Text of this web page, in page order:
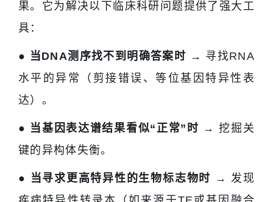
果。它为解决以下临床科研问题提供了强大工
具：
● 当DNA测序找不到明确答案时 → 寻找RNA
水平的异常（剪接错误、等位基因特异性表
达）。
● 当基因表达谱结果看似“正常”时 → 挖掘关
键的异构体失衡。
● 当寻求更高特异性的生物标志物时 → 发现